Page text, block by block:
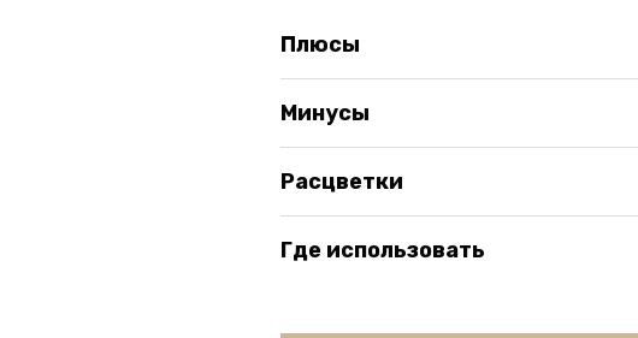
Плюсы
необычный внешний вид,
нет стыка кромки и покрытия
возможность изготовления
сделать в пленке)
возможность сделать изнанку в
Минусы
непредсказуемость внешних
большой срок изготовления
очень маркое покрытие
Расцветки
латунь
бронза
Где использовать
открытые полочки